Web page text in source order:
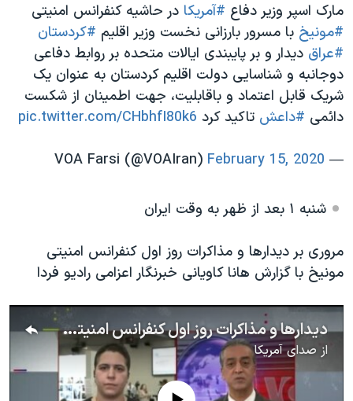
مارک اسپر وزیر دفاع #آمریکا در حاشیه کنفرانس امنیتی
#مونیخ با مسرور بارزانی نخست وزیر اقلیم #کردستان
#عراق دیدار و بر پایبندی ایالات متحده بر روابط دفاعی
دوجانبه و شناسایی دولت اقلیم کردستان به عنوان یک
شریک قابل اعتماد و باقابلیت، جهت اطمینان از شکست
دائمی #داعش تاکید کرد pic.twitter.com/CHbhfI80k6
— VOA Farsi (@VOAIran)
February 15, 2020
شنبه ۱ بعد از ظهر به وقت ایران
مروری بر دیدارها و مذاکرات روز اول کنفرانس امنیتی
مونیخ با گزارش هانا کاویانی خبرنگار اعزامی رادیو فردا
دیدارها و مذاکرات روز اول کنفرانس امنیتی مونیخ؛ گزارش هانا کاویانی
از صدای آمریکا
No media source currently available